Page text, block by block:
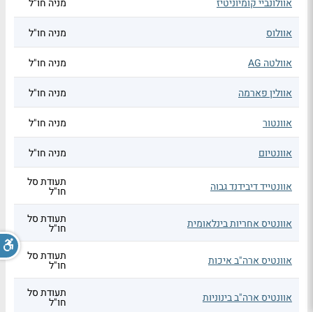
אוולונביי קומיוניטיז מניה חו"ל
אוולוס מניה חו"ל
אוולטה AG מניה חו"ל
אוולין פארמה מניה חו"ל
אוונטור מניה חו"ל
אוונטיום מניה חו"ל
אוונטייד דיבידנד גבוה תעודת סל
חו"ל
אוונטיס אחריות בינלאומית תעודת סל
חו"ל
אוונטיס ארה"ב איכות תעודת סל
חו"ל
אוונטיס ארה"ב בינוניות תעודת סל
חו"ל